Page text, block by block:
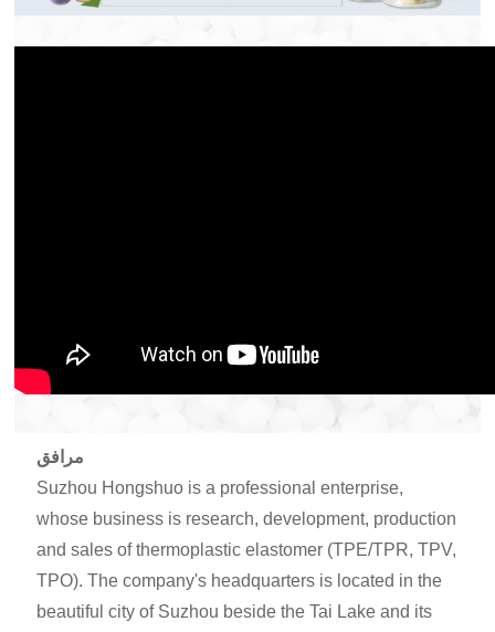
مرافق
Suzhou Hongshuo is a professional enterprise,
whose business is research, development, production
and sales of thermoplastic elastomer (TPE/TPR, TPV,
TPO). The company's headquarters is located in the
beautiful city of Suzhou beside the Tai Lake and its